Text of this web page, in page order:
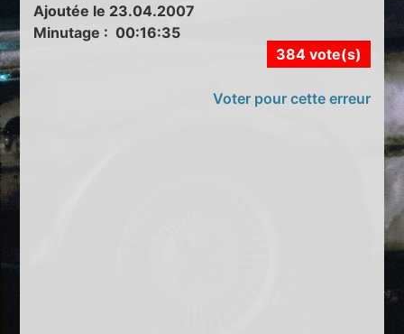
Ajoutée le 23.04.2007
Minutage : 00:16:35
384 vote(s)
Voter pour cette erreur